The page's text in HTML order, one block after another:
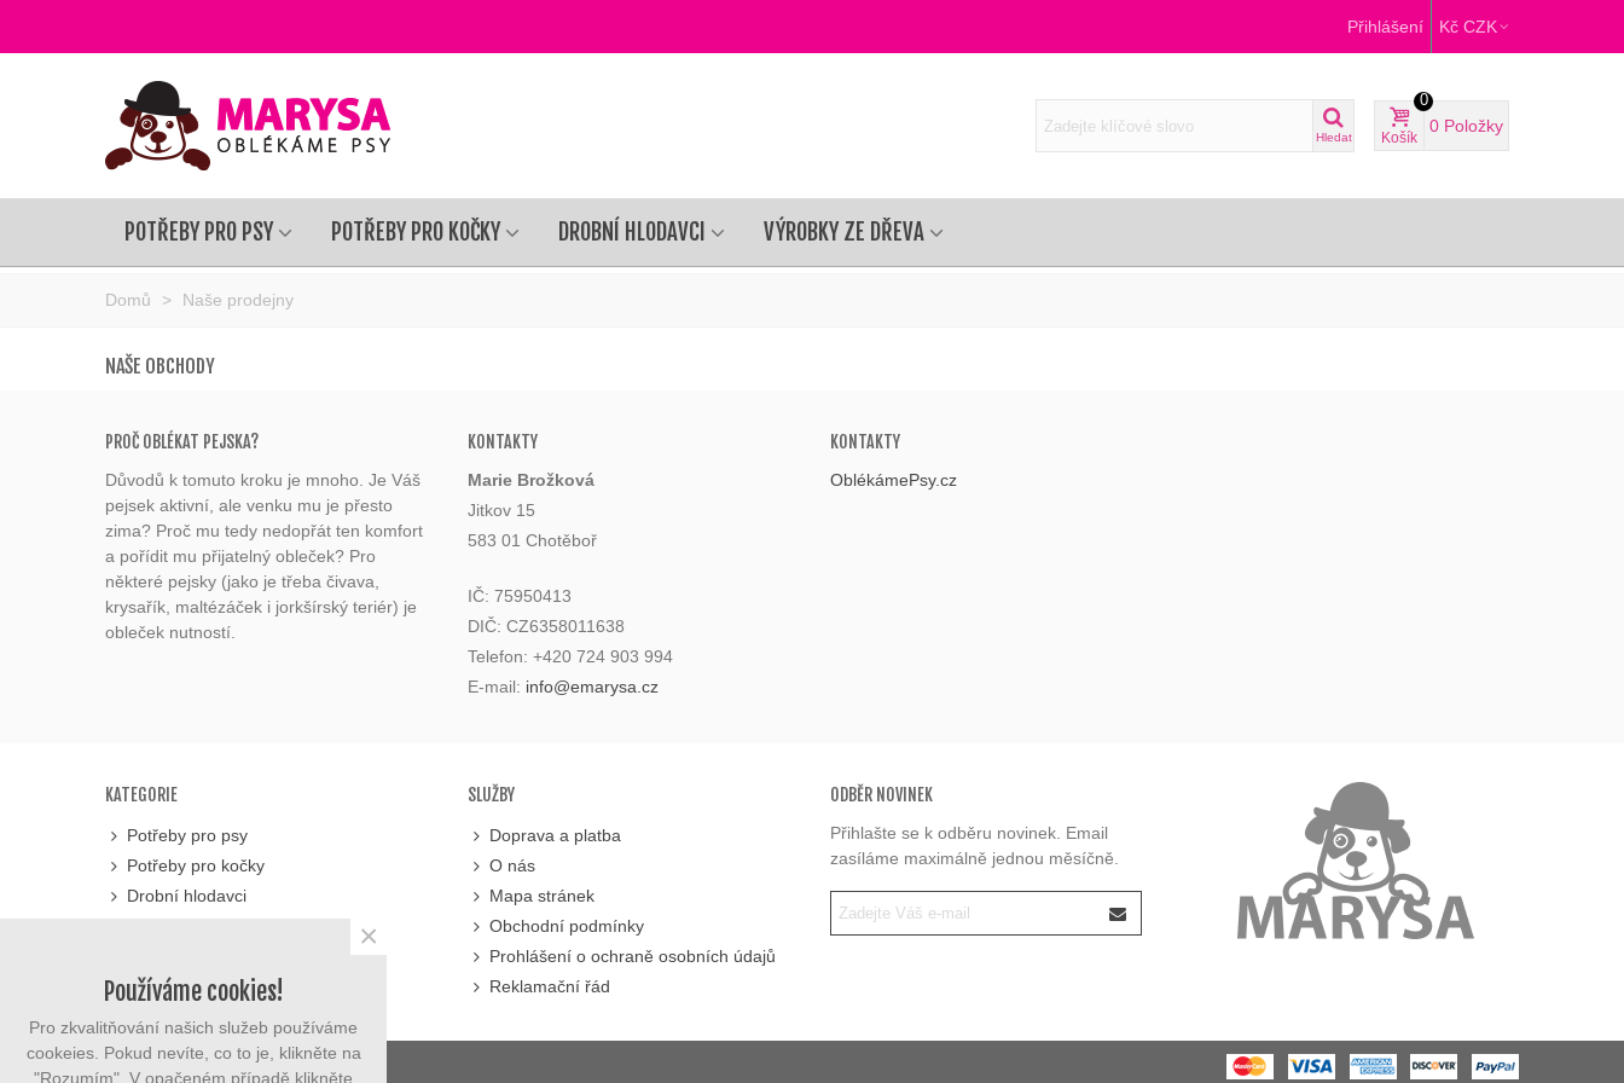
Přihlášení Kč CZK
Hledat Košík
0
0 Položky
POTŘEBY PRO PSY POTŘEBY PRO KOČKY DROBNÍ HLODAVCI VÝROBKY ZE DŘEVA
Domů > Naše prodejny
NAŠE OBCHODY
PROČ OBLÉKAT PEJSKA?
Důvodů k tomuto kroku je mnoho. Je Váš
pejsek aktivní, ale venku mu je přesto
zima? Proč mu tedy nedopřát ten komfort
a pořídit mu přijatelný obleček? Pro
některé pejsky (jako je třeba čivava,
krysařík, maltézáček i jorkšírský teriér) je
obleček nutností.
KONTAKTY
Marie Brožková
Jitkov 15
583 01 Chotěboř
IČ: 75950413
DIČ: CZ6358011638
Telefon: +420 724 903 994
E-mail: info@emarysa.cz
KONTAKTY
OblékámePsy.cz
KATEGORIE
Potřeby pro psy
Potřeby pro kočky
Drobní hlodavci
SLUŽBY
Doprava a platba
O nás
Mapa stránek
Obchodní podmínky
Prohlášení o ochraně osobních údajů
Reklamační řád
ODBĚR NOVINEK
Přihlašte se k odběru novinek. Email
zasíláme maximálně jednou měsíčně.
© 2023 eMarysa.cz
Používáme cookies!
Pro zkvalitňování našich služeb používáme
cookeies. Pokud nevíte, co to je, klikněte na
"Rozumím". V opačeném případě klikněte
×